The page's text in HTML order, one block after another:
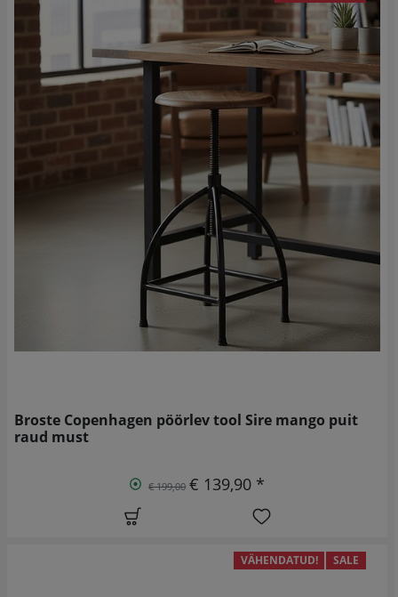
Broste Copenhagen pöörlev tool Sire mango puit
raud must
€ 199,00 € 139,90 *
VÄHENDATUD! SALE